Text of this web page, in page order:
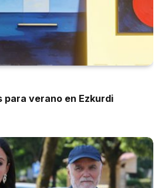
para verano en Ezkurdi